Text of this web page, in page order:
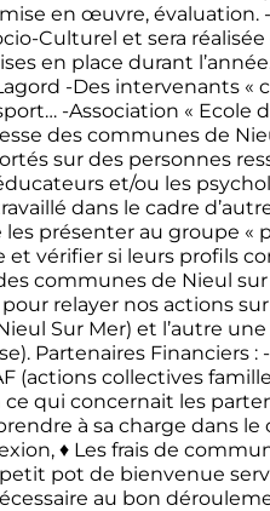
en œuvre, évaluation.
Culturel et sera
en place durant
-Des intervenants «
-Association « Ecole
des communes de
sur des personnes
et/ou les
dans le cadre
présenter au groupe «
et vérifier si leurs profils
communes de Nieul sur
relayer nos actions sur
Sur Mer) et l’autre
Partenaires Financiers
(actions collectives
qui concernait les
à sa charge dans le
♦ Les frais de
pot de bienvenue servi
au bon